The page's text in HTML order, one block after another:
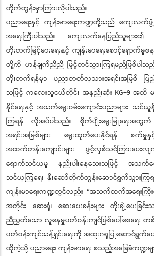
တိုက်တွန်းမှာကြားလိုပါသည်။
ပညာရေးနှင့် ကျန်းမာရေးကဏ္ဍတို့သည် ကျေးလ
အရေးကြီးပါသည်။ ကျေးလက်နေပြည်သူများ
တိုးတက်မြင့်မားရေးနှင့် ကျန်းမာရေးစောင့်ရှောက်မှုစ
တို့ကို ဟန်ချက်ညီညီ မြှင့်တင်သွားကြရမည်ဖြစ်ပါသ
တိုးတက်ရန်မှာ ပညာတတ်လူသားအရင်းအမြစ် ပ
သဖြင့် ကလေးသူငယ်တိုင်း အနည်းဆုံး KG+9 အထိ မ
နိုင်ရေးနှင့် အသက်မွေးဝမ်းကျောင်းပညာများ သင်ယူ
ကြရန် လိုအပ်ပါသည်။ စိုက်ပျိုးမွေးမြူရေး
အရင်းအမြစ်များ မွေးထုတ်ပေးနိုင်ရန် စက်မှုနှ
အထက်တန်းကျောင်းများ ဖွင့်လှစ်သင်ကြားပေ
ရောက်သင်ယူမှု နည်းပါးနေသေးသဖြင့် အသက်မွေးဝ
သင်ယူကြရေး နှိုးဆော်တိုက်တွန်းဆောင်ရွက်သွားက
ကျန်းမာရေးကဏ္ဍတွင်လည်း “အသက်ထက်အရေးက
အတိုင်း ဆေးရုံ၊ ဆေးပေးခန်းများ တိုးချဲ့ပေးခြင်
ညီညွတ်သော လူနေမှုပတ်ဝန်းကျင်ဖြစ်ပေါ်စေရေး တ
ပတ်ဝန်းကျင်သန့်ရှင်းရေးကို အထူးဂရုပြုဆောင်ရွက်ပ
ထိုကဲ့သို့ ပညာရေး၊ ကျန်းမာရေး စသည့်အခြေခံကဏ္